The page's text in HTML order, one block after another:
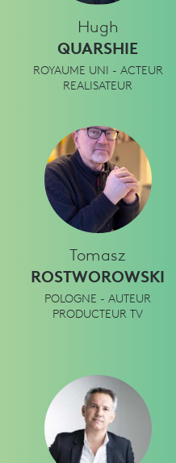
Hugh
QUARSHIE
ROYAUME UNI - ACTEUR
REALISATEUR
Tomasz
ROSTWOROWSKI
POLOGNE - AUTEUR
PRODUCTEUR TV